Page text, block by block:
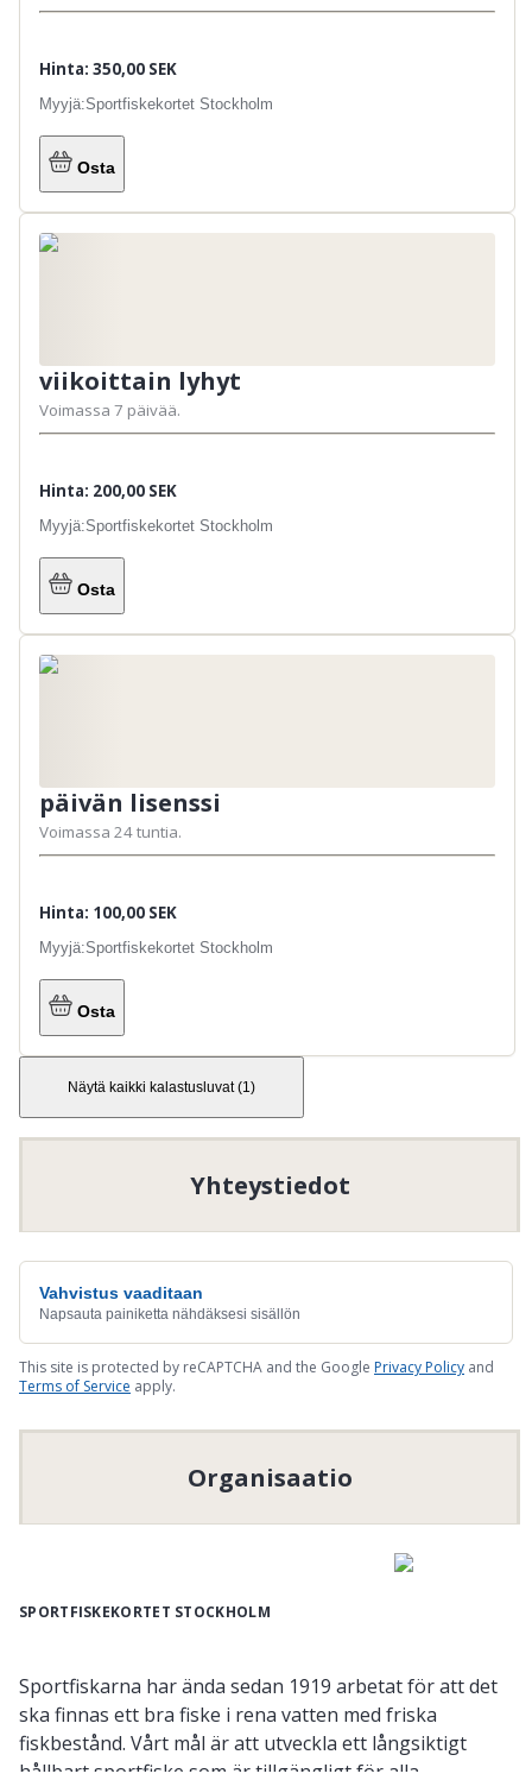
Hinta: 350,00 SEK
Myyjä:Sportfiskekortet Stockholm
Osta
viikoittain lyhyt
Voimassa 7 päivää.
Hinta: 200,00 SEK
Myyjä:Sportfiskekortet Stockholm
Osta
päivän lisenssi
Voimassa 24 tuntia.
Hinta: 100,00 SEK
Myyjä:Sportfiskekortet Stockholm
Osta
Näytä kaikki kalastusluvat(1)
Yhteystiedot
Vahvistus vaaditaan
Napsauta painiketta nähdäksesi sisällön
This site is protected by reCAPTCHA and the Google Privacy Policy and
Terms of Service apply.
Organisaatio
SPORTFISKEKORTET STOCKHOLM
Sportfiskarna har ända sedan 1919 arbetat för att det
ska finnas ett bra fiske i rena vatten med friska
fiskbestånd. Vårt mål är att utveckla ett långsiktigt
hållbart sportfiske som är tillgängligt för alla.